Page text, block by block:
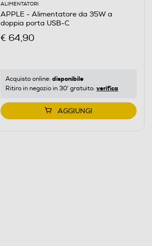
ALIMENTATORI
APPLE - Alimentatore da 35W a
doppia porta USB-C
€ 64,90
Acquisto online: disponibile
Ritiro in negozio in 30' gratuito: verifica
AGGIUNGI